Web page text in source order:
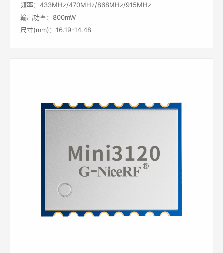
頻率：433MHz/470MHz/868MHz/915MHz
輸出功率：800mW
尺寸(mm)：16.19-14.48